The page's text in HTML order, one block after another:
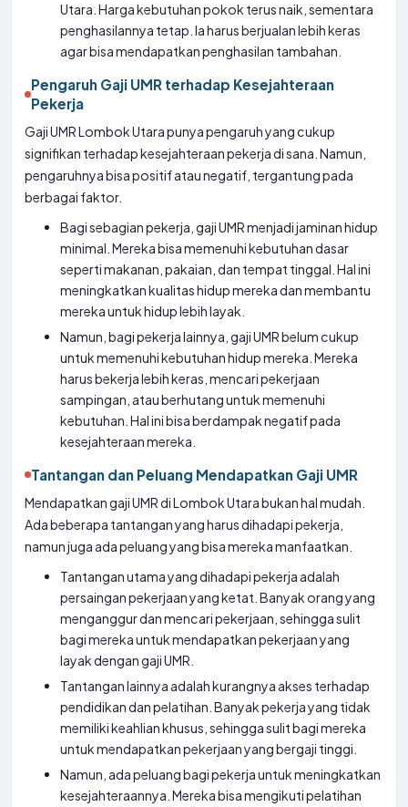
Utara. Harga kebutuhan pokok terus naik, sementara
penghasilannya tetap. Ia harus berjualan lebih keras
agar bisa mendapatkan penghasilan tambahan.
Pengaruh Gaji UMR terhadap Kesejahteraan
Pekerja
Gaji UMR Lombok Utara punya pengaruh yang cukup
signifikan terhadap kesejahteraan pekerja di sana. Namun,
pengaruhnya bisa positif atau negatif, tergantung pada
berbagai faktor.
Bagi sebagian pekerja, gaji UMR menjadi jaminan hidup
minimal. Mereka bisa memenuhi kebutuhan dasar
seperti makanan, pakaian, dan tempat tinggal. Hal ini
meningkatkan kualitas hidup mereka dan membantu
mereka untuk hidup lebih layak.
Namun, bagi pekerja lainnya, gaji UMR belum cukup
untuk memenuhi kebutuhan hidup mereka. Mereka
harus bekerja lebih keras, mencari pekerjaan
sampingan, atau berhutang untuk memenuhi
kebutuhan. Hal ini bisa berdampak negatif pada
kesejahteraan mereka.
Tantangan dan Peluang Mendapatkan Gaji UMR
Mendapatkan gaji UMR di Lombok Utara bukan hal mudah.
Ada beberapa tantangan yang harus dihadapi pekerja,
namun juga ada peluang yang bisa mereka manfaatkan.
Tantangan utama yang dihadapi pekerja adalah
persaingan pekerjaan yang ketat. Banyak orang yang
menganggur dan mencari pekerjaan, sehingga sulit
bagi mereka untuk mendapatkan pekerjaan yang
layak dengan gaji UMR.
Tantangan lainnya adalah kurangnya akses terhadap
pendidikan dan pelatihan. Banyak pekerja yang tidak
memiliki keahlian khusus, sehingga sulit bagi mereka
untuk mendapatkan pekerjaan yang bergaji tinggi.
Namun, ada peluang bagi pekerja untuk meningkatkan
kesejahteraannya. Mereka bisa mengikuti pelatihan